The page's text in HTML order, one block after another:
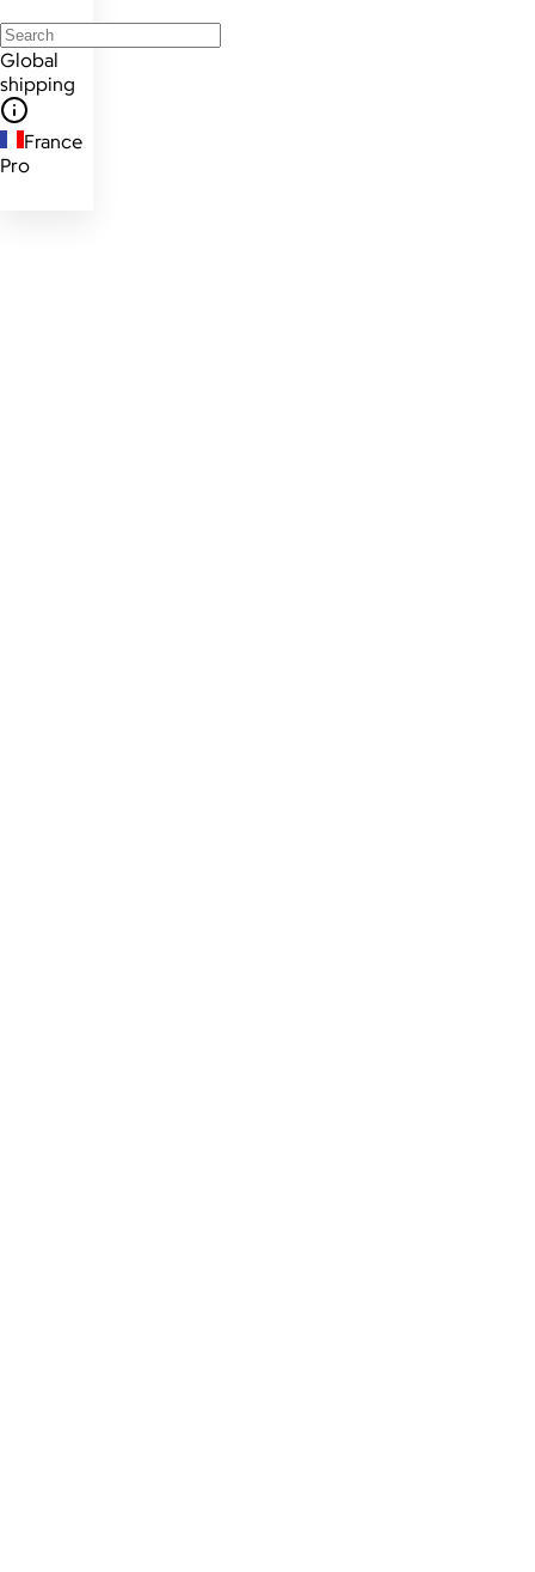
Global
shipping
France
Pro